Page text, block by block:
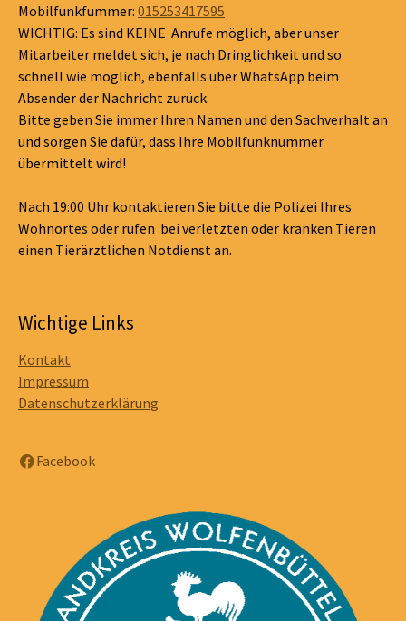
Mobilfunkfummer: 015253417595
WICHTIG: Es sind KEINE Anrufe möglich, aber unser
Mitarbeiter meldet sich, je nach Dringlichkeit und so
schnell wie möglich, ebenfalls über WhatsApp beim
Absender der Nachricht zurück.
Bitte geben Sie immer Ihren Namen und den Sachverhalt an
und sorgen Sie dafür, dass Ihre Mobilfunknummer
übermittelt wird!
Nach 19:00 Uhr kontaktieren Sie bitte die Polizei Ihres
Wohnortes oder rufen bei verletzten oder kranken Tieren
einen Tierärztlichen Notdienst an.
Wichtige Links
Kontakt
Impressum
Datenschutzerklärung
Facebook